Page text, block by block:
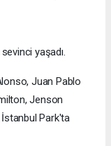
yaşadı.
Juan Pablo
Jenson
Park'ta